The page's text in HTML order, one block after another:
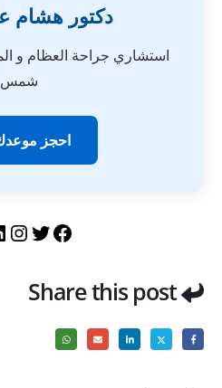
دكتور هشام
استشاري جراحة العظام و
شمس
احجز
فيسبوك
تويتر
Share this post